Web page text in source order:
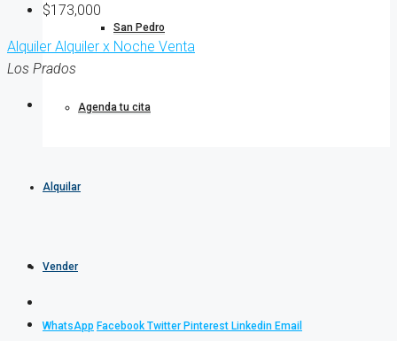
San Pedro
Agenda tu cita
Alquilar
Vender
$173,000
Alquiler Alquiler x Noche Venta
Los Prados
WhatsApp Facebook Twitter Pinterest Linkedin Email